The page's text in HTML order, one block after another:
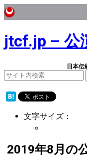
jtcf.jp – 公
日本伝
文字サイズ：
2019年8月の